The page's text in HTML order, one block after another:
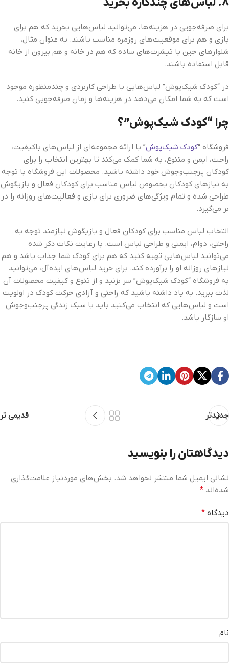
برای صرفه‌جویی در هزینه‌ها، می‌توانید لباس‌هایی بخرید که هم برای
بازی و هم برای موقعیت‌های روزمره مناسب باشند. به عنوان مثال،
شلوارهای جین یا تیشرت‌های ساده که هم در خانه و هم بیرون از خانه
قابل استفاده باشند.
در “کودک شیک‌پوش” لباس‌هایی با طراحی کاربردی و چندمنظوره موجود
است که به شما امکان می‌دهد در هزینه‌ها و زمان صرفه‌جویی کنید.
چرا “کودک شیک‌پوش”؟
فروشگاه “کودک شیک‌پوش” با ارائه مجموعه‌ای از لباس‌های باکیفیت،
راحت، ایمن و متنوع، به شما کمک می‌کند تا بهترین انتخاب را برای
کودکان پرجنب‌وجوش خود داشته باشید. محصولات این فروشگاه با توجه
به نیازهای کودکان بخصوص لباس مناسب برای کودکان فعال و بازیگوش
طراحی شده و تمام ویژگی‌های ضروری برای بازی و فعالیت‌های روزانه را در
بر می‌گیرد.
انتخاب لباس مناسب برای کودکان فعال و بازیگوش نیازمند توجه به
راحتی، دوام، ایمنی و طراحی لباس است. با رعایت نکات ذکر شده
می‌توانید لباس‌هایی تهیه کنید که هم برای کودک شما جذاب باشد و هم
نیازهای روزانه او را برآورده کند. برای خرید لباس‌های ایده‌آل، می‌توانید
به فروشگاه “کودک شیک‌پوش” سر بزنید و از تنوع و کیفیت محصولات آن
لذت ببرید. به یاد داشته باشید که راحتی و آزادی حرکت کودک در اولویت
است و لباس‌هایی که انتخاب می‌کنید باید با سبک زندگی پرجنب‌وجوش
او سازگار باشد.
جدیدتر قدیمی تر
دیدگاهتان را بنویسید
نشانی ایمیل شما منتشر نخواهد شد. بخش‌های موردنیاز علامت‌گذاری
شده‌اند *
دیدگاه *
نام